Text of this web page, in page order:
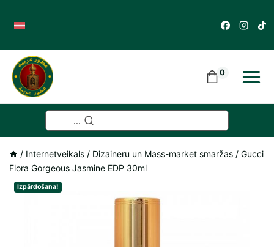
content
0
/ Internetveikals / Dizaineru un Mass-market smaržas / Gucci
Flora Gorgeous Jasmine EDP 30ml
Izpārdošana!